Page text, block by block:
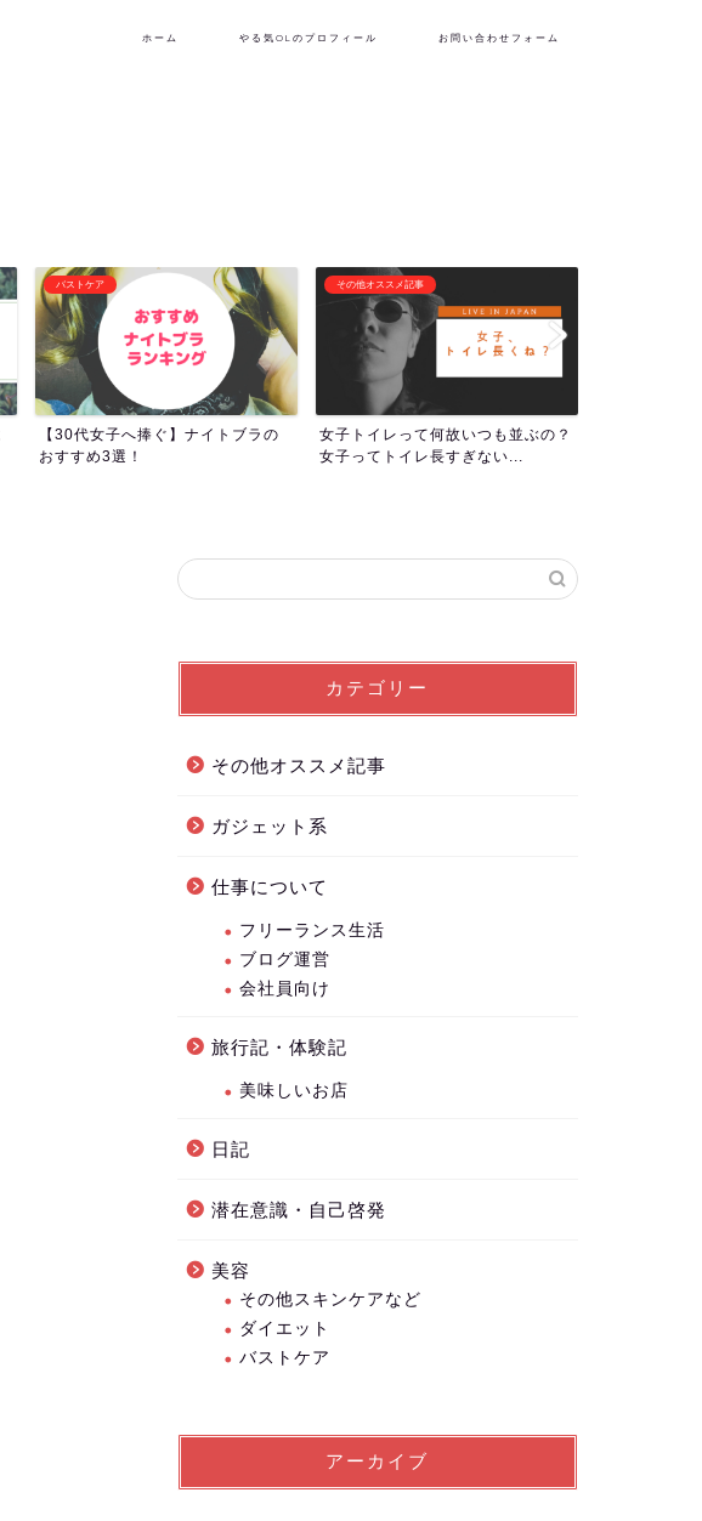
ホーム やる気OLのプロフィール お問い合わせフォーム
その他オススメ記事
女子トイレって何故いつも並ぶの？
女子ってトイレ長すぎない...
フリーランス生活
『理想の自分を貫くために生き
る！』やる気OLのプロフィー...
カテゴリー
その他オススメ記事
ガジェット系
仕事について
フリーランス生活
ブログ運営
会社員向け
旅行記・体験記
美味しいお店
日記
潜在意識・自己啓発
美容
その他スキンケアなど
ダイエット
バストケア
アーカイブ